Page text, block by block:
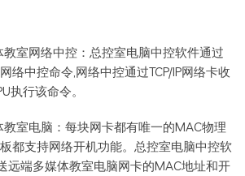
室网络中控：总控室电脑中控软件通过
络中控命令,网络中控通过TCP/IP网络卡收
执行该命令。
室电脑：每块网卡都有唯一的MAC物理
都支持网络开机功能。总控室电脑中控软
远端多媒体教室电脑网卡的MAC地址和开